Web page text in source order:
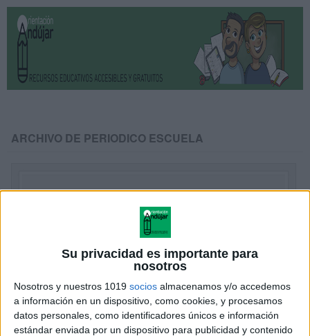
Su privacidad es importante para
nosotros
Nosotros y nuestros 1019 socios almacenamos y/o accedemos
a información en un dispositivo, como cookies, y procesamos
datos personales, como identificadores únicos e información
estándar enviada por un dispositivo para publicidad y contenido
ARCHIVO DE PERIODICO ESCUELA